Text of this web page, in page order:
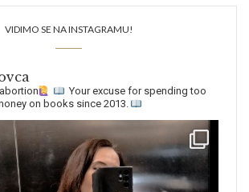
VIDIMO SE NA INSTAGRAMU!
Your excuse for spending too
on books since 2013.